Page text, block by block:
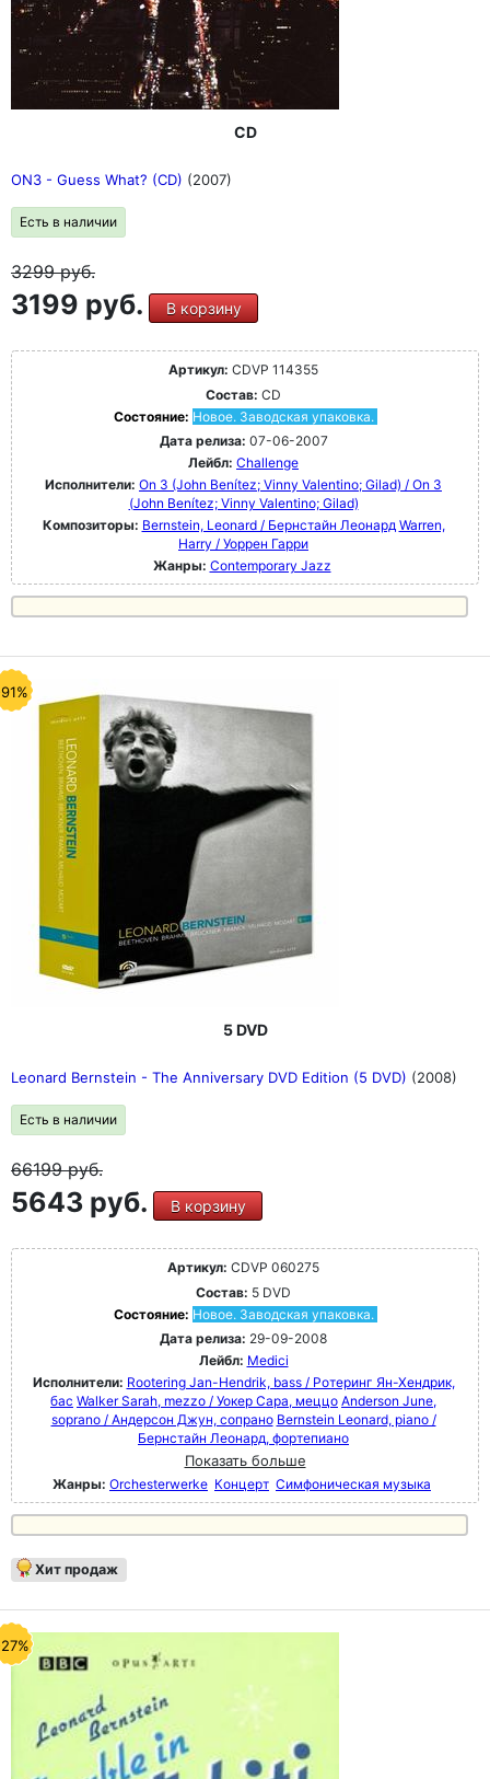
CD
ON3 - Guess What? (CD) (2007)
Есть в наличии
3299руб.
3199 руб. В корзину
Артикул: CDVP 114355
Состав: CD
Состояние: Новое. Заводская упаковка.
Дата релиза: 07-06-2007
Лейбл: Challenge
Исполнители: On 3 (John Benítez; Vinny Valentino; Gilad) / On 3
(John Benítez; Vinny Valentino; Gilad)
Композиторы: Bernstein, Leonard / Бернстайн Леонард Warren,
Harry / Уоррен Гарри
Жанры: Contemporary Jazz
5 DVD
Leonard Bernstein - The Anniversary DVD Edition (5 DVD) (2008)
Есть в наличии
66199руб.
5643 руб. В корзину
Артикул: CDVP 060275
Состав: 5 DVD
Состояние: Новое. Заводская упаковка.
Дата релиза: 29-09-2008
Лейбл: Medici
Исполнители: Rootering Jan-Hendrik, bass / Ротеринг Ян-Хендрик,
бас Walker Sarah, mezzo / Уокер Сара, меццо Anderson June,
soprano / Андерсон Джун, сопрано Bernstein Leonard, piano /
Бернстайн Леонард, фортепиано
Показать больше
Жанры: Orchesterwerke Концерт Симфоническая музыка
Хит продаж